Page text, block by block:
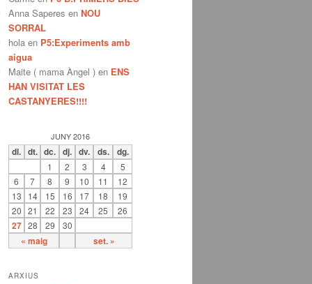
Anna Saperes en NOU
SORRAL
hola en P5:Experiments amb
aigua
Maite ( mama Àngel ) en ENS
HAN VISITAT LES
CASTANYERES!!!!
JUNY 2016
dl. dt. dc. dj. dv. ds. dg.
« maig set. »
1 2 3 4
5
6
7 8 9 10 11
12
13
14 15 16 17 18
19
20 21 22 23 24 25 26
27 28 29 30
ARXIUS